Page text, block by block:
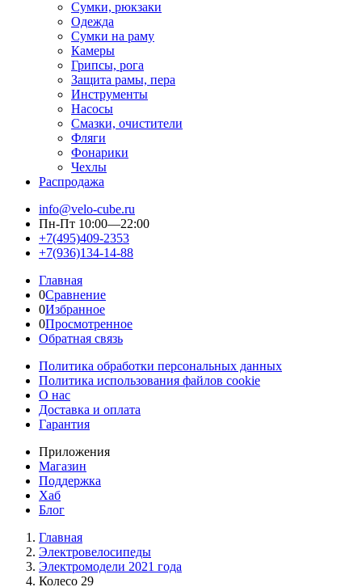
Сумки, рюкзаки
Одежда
Сумки на раму
Камеры
Грипсы, рога
Защита рамы, пера
Инструменты
Насосы
Смазки, очистители
Фляги
Фонарики
Чехлы
Распродажа
info@velo-cube.ru
Пн-Пт 10:00—22:00
+7(495)409-2353
+7(936)134-14-88
Главная
0Сравнение
0Избранное
0Просмотренное
Обратная связь
Политика обработки персональных данных
Политика использования файлов cookie
О нас
Доставка и оплата
Гарантия
Приложения
Магазин
Поддержка
Хаб
Блог
Главная
Электровелосипеды
Электромодели 2021 года
Колесо 29